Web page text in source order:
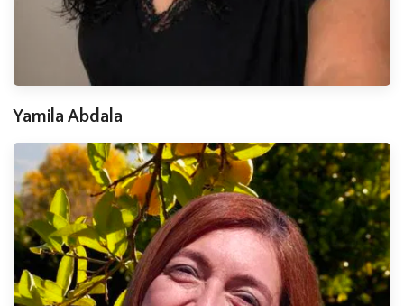
Yamila Abdala